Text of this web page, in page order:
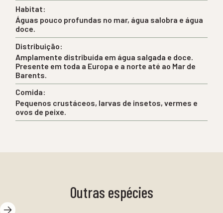
Habitat:
Águas pouco profundas no mar, água salobra e água
doce.
Distribuição:
Amplamente distribuída em água salgada e doce.
Presente em toda a Europa e a norte até ao Mar de
Barents.
Comida:
Pequenos crustáceos, larvas de insetos, vermes e
ovos de peixe.
Outras espécies